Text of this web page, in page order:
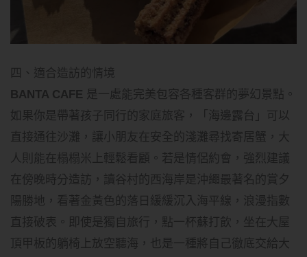
四、適合造訪的情境
BANTA CAFE 是一處能完美包容各種客群的夢幻景點。
如果你是帶著孩子同行的家庭旅客，「海邊露台」可以
直接通往沙灘，讓小朋友在安全的淺灘尋找寄居蟹，大
人則能在榻榻米上輕鬆看顧。若是情侶約會，強烈建議
在傍晚時分造訪，讀谷村的西海岸是沖繩最著名的賞夕
陽勝地，看著金黃色的落日緩緩沉入海平線，浪漫指數
直接破表。即使是獨自旅行，點一杯蘇打飲，坐在大屋
頂甲板的躺椅上放空聽海，也是一種將自己徹底交給大